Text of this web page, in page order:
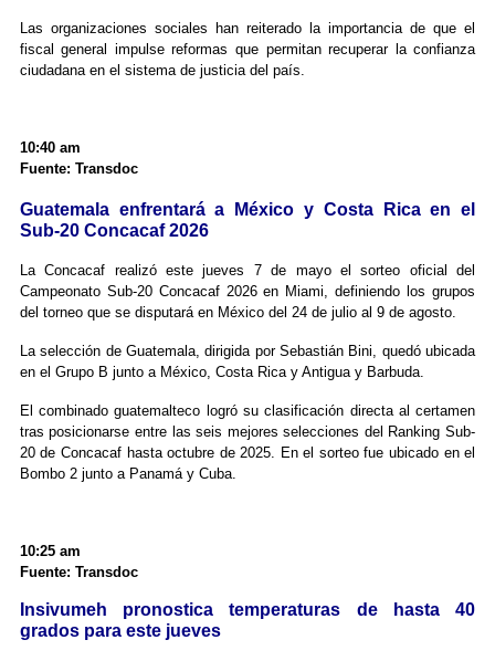
Las organizaciones sociales han reiterado la importancia de que el
fiscal general impulse reformas que permitan recuperar la confianza
ciudadana en el sistema de justicia del país.
10:40 am
Fuente: Transdoc
Guatemala enfrentará a México y Costa Rica en el
Sub-20 Concacaf 2026
La Concacaf realizó este jueves 7 de mayo el sorteo oficial del
Campeonato Sub-20 Concacaf 2026 en Miami, definiendo los grupos
del torneo que se disputará en México del 24 de julio al 9 de agosto.
La selección de Guatemala, dirigida por Sebastián Bini, quedó ubicada
en el Grupo B junto a México, Costa Rica y Antigua y Barbuda.
El combinado guatemalteco logró su clasificación directa al certamen
tras posicionarse entre las seis mejores selecciones del Ranking Sub-
20 de Concacaf hasta octubre de 2025. En el sorteo fue ubicado en el
Bombo 2 junto a Panamá y Cuba.
10:25 am
Fuente: Transdoc
Insivumeh pronostica temperaturas de hasta 40
grados para este jueves